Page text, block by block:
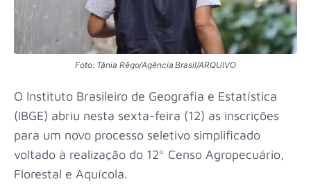
Foto: Tânia Rêgo/Agência Brasil/ARQUIVO
O Instituto Brasileiro de Geografia e Estatística
(IBGE) abriu nesta sexta-feira (12) as inscrições
para um novo processo seletivo simplificado
voltado à realização do 12º Censo Agropecuário,
Florestal e Aquícola.